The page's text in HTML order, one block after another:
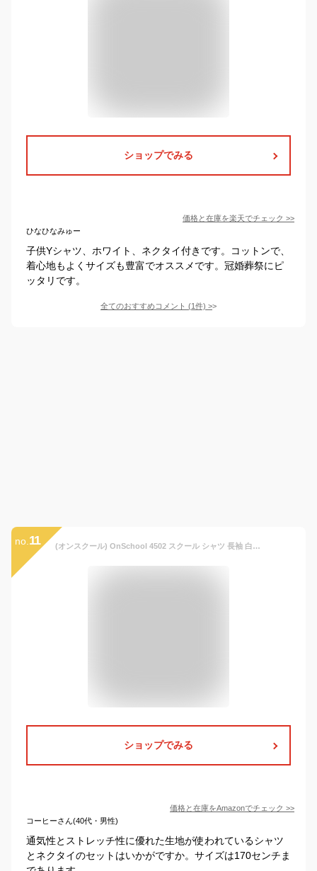
ショップでみる
価格と在庫を楽天でチェック >>
ひなひなみゅー
子供Yシャツ、ホワイト、ネクタイ付きです。コットンで、
着心地もよくサイズも豊富でオススメです。冠婚葬祭にピ
ッタリです。
全てのおすすめコメント (1件) >
no. 11 (オンスクール) OnSchool 4502 スクール シャツ 長袖 白 ブルー ドット柄 ネクタイ付 レギュラーカラー オックス 140 150 160 170 中国製 (白 160)
ショップでみる
価格と在庫をAmazonでチェック >>
コーヒーさん(40代・男性)
通気性とストレッチ性に優れた生地が使われているシャツ
とネクタイのセットはいかがですか。サイズは170センチま